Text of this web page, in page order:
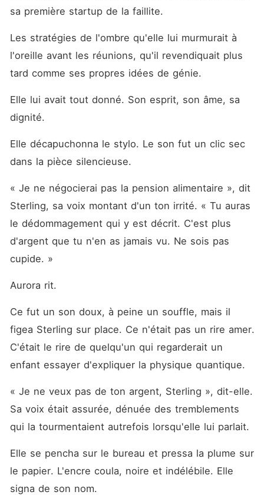
sa première startup de la faillite.
Les stratégies de l'ombre qu'elle lui murmurait à
l'oreille avant les réunions, qu'il revendiquait plus
tard comme ses propres idées de génie.
Elle lui avait tout donné. Son esprit, son âme, sa
dignité.
Elle décapuchonna le stylo. Le son fut un clic sec
dans la pièce silencieuse.
« Je ne négocierai pas la pension alimentaire », dit
Sterling, sa voix montant d'un ton irrité. « Tu auras
le dédommagement qui y est décrit. C'est plus
d'argent que tu n'en as jamais vu. Ne sois pas
cupide. »
Aurora rit.
Ce fut un son doux, à peine un souffle, mais il
figea Sterling sur place. Ce n'était pas un rire amer.
C'était le rire de quelqu'un qui regarderait un
enfant essayer d'expliquer la physique quantique.
« Je ne veux pas de ton argent, Sterling », dit-elle.
Sa voix était assurée, dénuée des tremblements
qui la tourmentaient autrefois lorsqu'elle lui parlait.
Elle se pencha sur le bureau et pressa la plume sur
le papier. L'encre coula, noire et indélébile. Elle
signa de son nom.